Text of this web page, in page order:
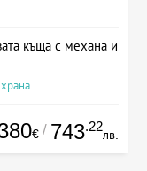
къща с механа и
€ / 743.22
лв.